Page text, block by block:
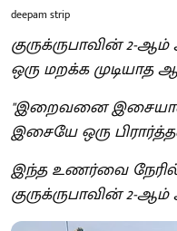
deepam strip
குருக்ருபாவின் 2-
ஒரு மறக்க
"இறைவனை இசையால்
இசையே ஒரு
இந்த உணர்வை
குருக்ருபாவின் 2-